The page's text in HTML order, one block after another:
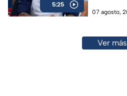
5:25
07 agosto,
Ver más